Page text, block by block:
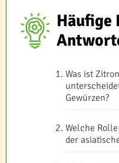
Häufige
Was ist
Gewürzen?
Welche
der